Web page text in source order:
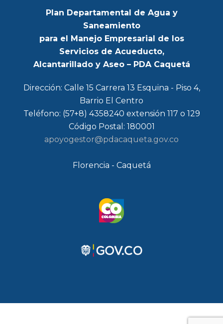
Plan Departamental de Agua y
Saneamiento
para el Manejo Empresarial de los
Servicios de Acueducto,
Alcantarillado y Aseo – PDA Caquetá
Dirección: Calle 15 Carrera 13 Esquina - Piso 4,
Barrio El Centro
Teléfono: (57+8) 4358240 extensión 117 o 129
Código Postal: 180001
apoyogestor@pdacaqueta.gov.co
Florencia - Caquetá